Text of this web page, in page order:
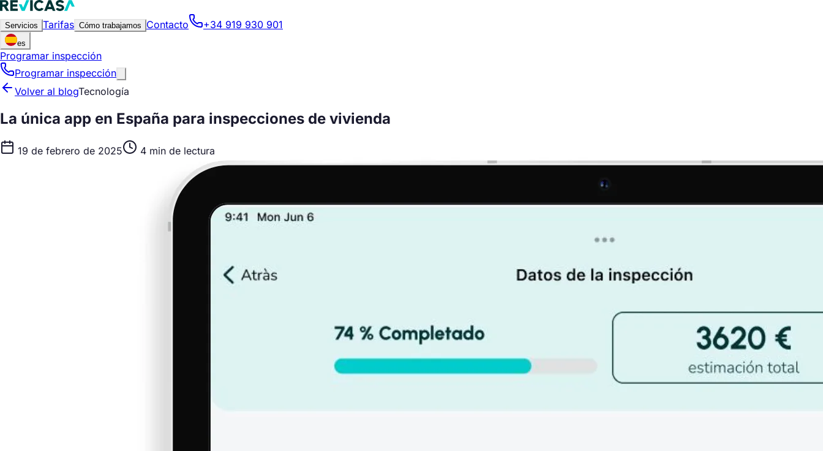
Servicios Tarifas Cómo trabajamos Contacto +34 919 930 901
es
Programar inspección
Programar inspección
Volver al blogTecnología
La única app en España para inspecciones de vivienda
19 de febrero de 2025 4 min de lectura